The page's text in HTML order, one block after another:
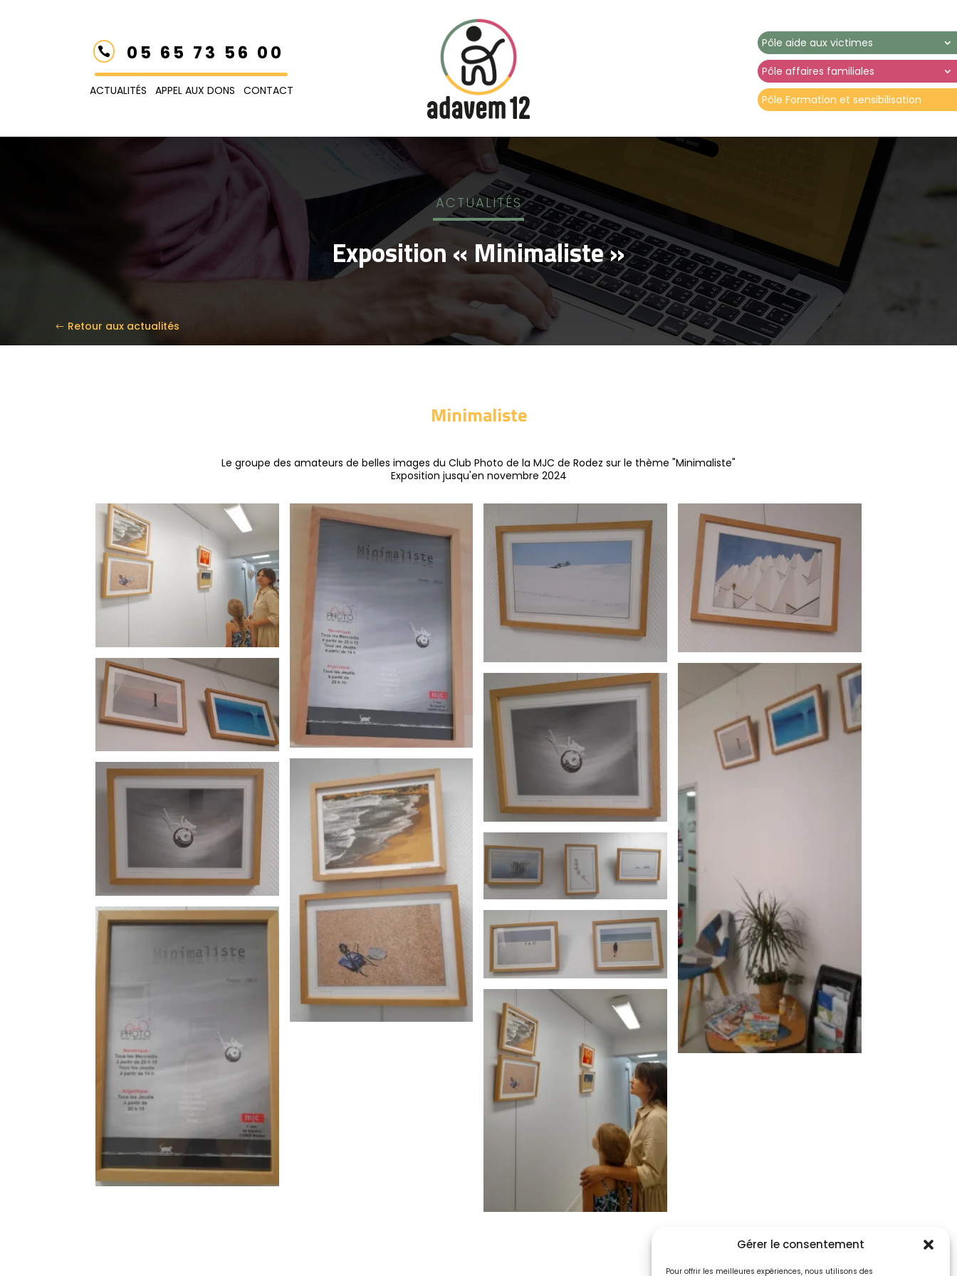
Gérer le consentement
Pour offrir les meilleures expériences, nous utilisons des
 05 65 73 56 00
ACTUALITÉS APPEL AUX DONS CONTACT
Pôle aide aux victimes
Pôle affaires familiales
Pôle Formation et sensibilisation
ACTUALITÉS
Exposition « Minimaliste »
Retour aux actualités
Minimaliste
Le groupe des amateurs de belles images du Club Photo de la MJC de Rodez sur le thème "Minimaliste"
Exposition jusqu'en novembre 2024